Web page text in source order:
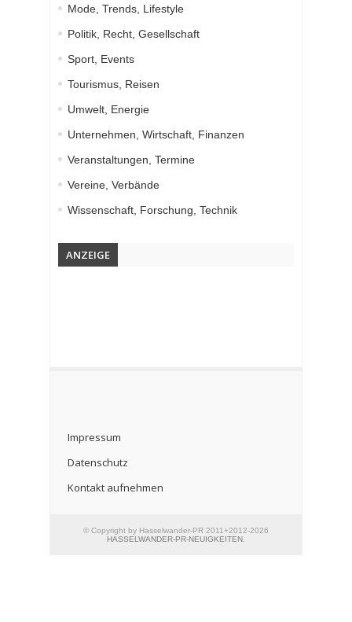
Mode, Trends, Lifestyle
Politik, Recht, Gesellschaft
Sport, Events
Tourismus, Reisen
Umwelt, Energie
Unternehmen, Wirtschaft, Finanzen
Veranstaltungen, Termine
Vereine, Verbände
Wissenschaft, Forschung, Technik
ANZEIGE
Impressum
Datenschutz
Kontakt aufnehmen
© Copyright by Hasselwander-PR 2011+2012-2026
HASSELWANDER-PR-NEUIGKEITEN.